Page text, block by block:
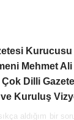
Kurucusu
Mehmet Ali
Dilli
Kuruluş
aldığım bir